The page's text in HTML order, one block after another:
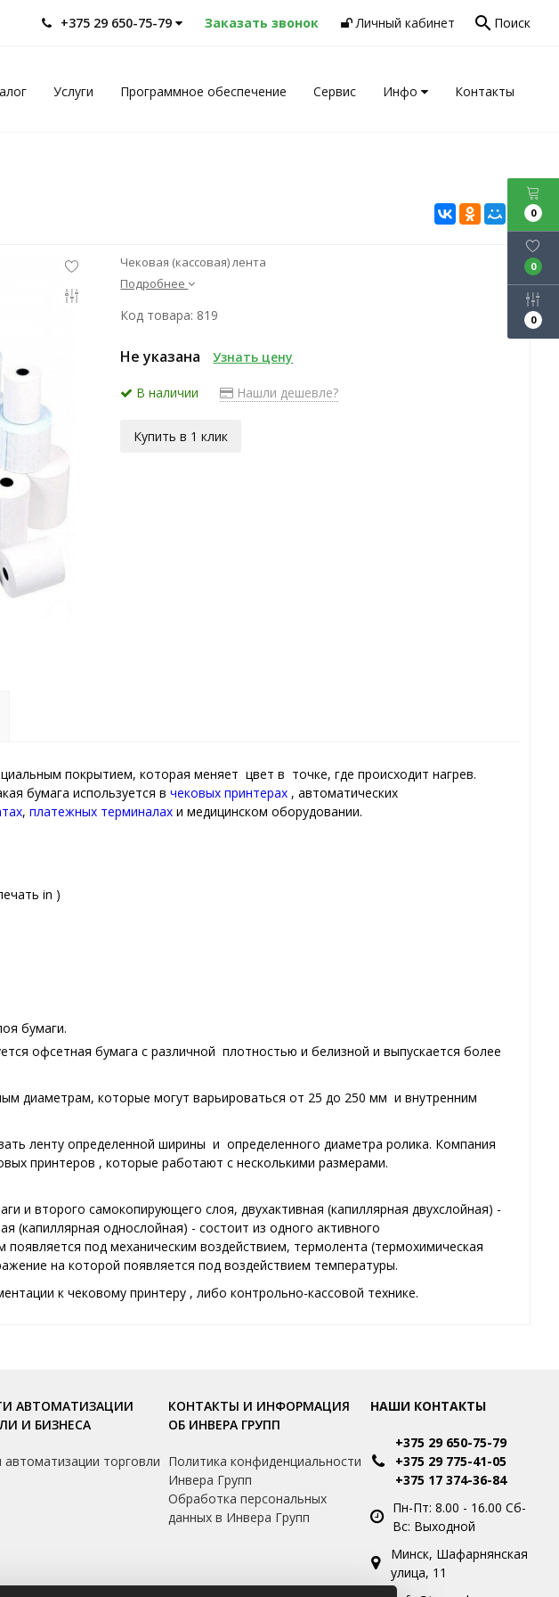
+375 29 650-75-79 Заказать звонок Личный кабинет search Поиск
Услуги Программное обеспечение Сервис Инфо Контакты
0
0
0
Чековая (кассовая) лента
Подробнее
Код товара: 819
Не указана Узнать цену
В наличии Нашли дешевле?
Купить в 1 клик
покрытием, которая меняет цвет в точке, где происходит нагрев.
бумага используется в чековых принтерах, автоматических
, платежных терминалахи медицинском оборудовании.
in )
бумаги.
офсетная бумага с различной плотностью и белизной и выпускается более
диаметрам, которые могут варьироваться от 25 до 250 мм и внутренним
ленту определенной ширины и определенного диаметра ролика. Компания
принтеров , которые работают с несколькими размерами.
и второго самокопирующего слоя, двухактивная (капиллярная двухслойная) -
(капиллярная однослойная) - состоит из одного активного
под механическим воздействием, термолента (термохимическая
на которой появляется под воздействием температуры.
к чековому принтеру , либо контрольно-кассовой технике.
АВТОМАТИЗАЦИИ
И БИЗНЕСА
автоматизации торговли
КОНТАКТЫ И ИНФОРМАЦИЯ
ОБ ИНВЕРА ГРУПП
Политика конфиденциальности
Инвера Групп
Обработка персональных
данных в Инвера Групп
НАШИ КОНТАКТЫ
+375 29 650-75-79
+375 29 775-41-05
+375 17 374-36-84
Пн-Пт: 8.00 - 16.00 Сб-
Вс: Выходной
Минск, Шафарнянская
улица, 11